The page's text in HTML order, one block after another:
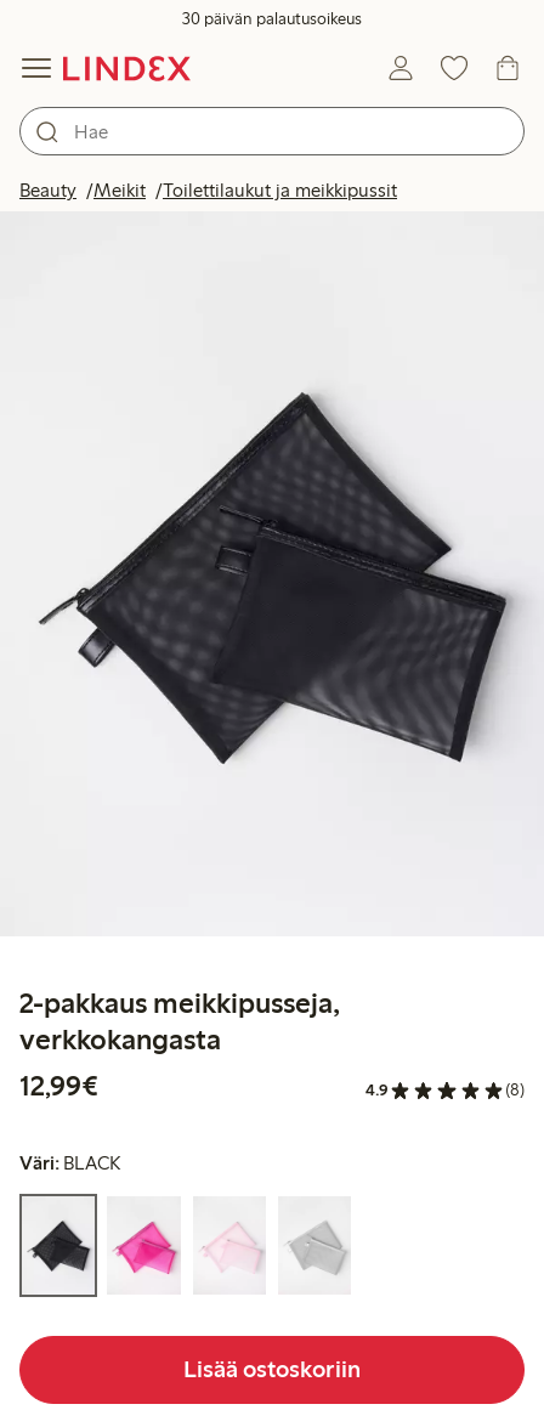
30 päivän palautusoikeus
Beauty Meikit Toilettilaukut ja meikkipussit
2-pakkaus meikkipusseja,
verkkokangasta
12,99€
4.9 (8)
Väri: BLACK
Lisää ostoskoriin